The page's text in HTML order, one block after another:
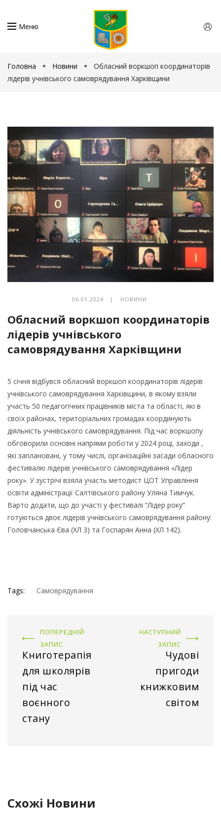
Меню
Головна Новини
Обласний воркшоп координаторів
лідерів учнівського самоврядування Харківщини
06.01.2024 | НОВИНИ
Обласний воркшоп координаторів
лідерів учнівського
самоврядування Харківщини
5 січня відбувся обласний воркшоп координаторів лідерів
учнівського самоврядування Харківщини, в якому взяли
участь 50 педагогічних працівників міста та області, які в
своїх районах, територіальних громадах координують
діяльність учнівського самоврядування. Під час воркшопу
обговорили основні напрями роботи у 2024 році, заходи ,
які заплановані, у тому числі, організаційні засади обласного
фестивалю лідерів учнівського самоврядування «Лідер
року». У зустрічі взяла участь методист ЦОТ Управління
освіти адміністрації Салтівського району Уляна Тимчук.
Варто додати, що до участі у фестивалі “Лідер року”
готуються двоє лідерів учнівського самоврядування району:
Головчанська Єва (ХЛ 3) та Госпарян Анна (ХЛ 142).
Tags: Самоврядування
ПОПЕРЕДНІЙ
ЗАПИС
Книготерапія
для школярів
під час
воєнного
стану
НАСТУПНИЙ
ЗАПИС
Чудові
пригоди
книжковим
світом
Схожі Новини